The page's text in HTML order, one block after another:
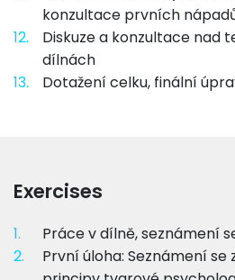
konzultace prvních
12.
Diskuze a konzultace nad
dílnách
13.
Dotažení celku, finální
Exercises
1.
Práce v dílně, seznámení
2.
První úloha: Seznámení